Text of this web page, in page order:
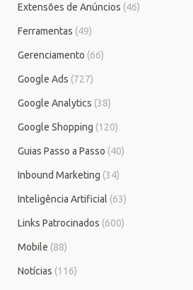
Extensões de Anúncios (46)
Ferramentas (49)
Gerenciamento (66)
Google Ads (727)
Google Analytics (38)
Google Shopping (120)
Guias Passo a Passo (40)
Inbound Marketing (34)
Inteligência Artificial (63)
Links Patrocinados (600)
Mobile (88)
Notícias (116)